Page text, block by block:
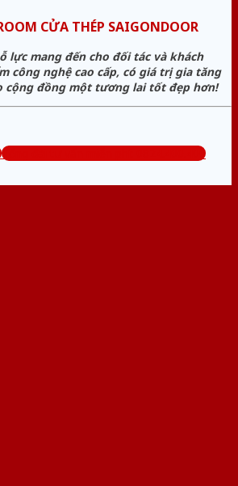
CỬA THÉP SAIGONDOOR
lực mang đến cho đối tác và khách
công nghệ cao cấp, có giá trị gia tăng
cộng đồng một tương lai tốt đẹp hơn!
Tổng đài tư vấn miễn phí: 0824.400.400